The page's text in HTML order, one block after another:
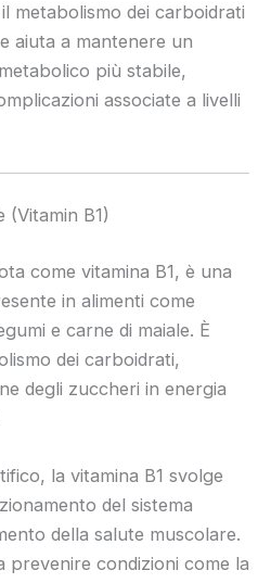
metabolismo dei carboidrati
aiuta a mantenere un
più stabile,
associate a livelli
(Vitamin B1)
come vitamina B1, è una
in alimenti come
e carne di maiale. È
dei carboidrati,
degli zuccheri in energia
la vitamina B1 svolge
del sistema
della salute muscolare.
prevenire condizioni come la